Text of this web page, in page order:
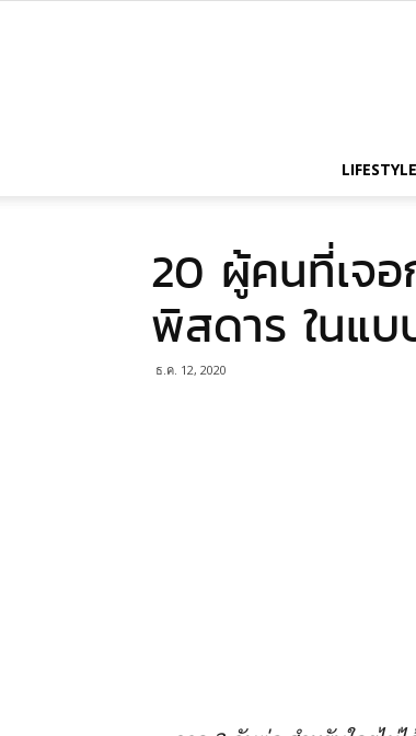
LIFESTYLE
20 ผู้คนที่เจอ
พิสดาร ในแ
ธ.ค. 12, 2020